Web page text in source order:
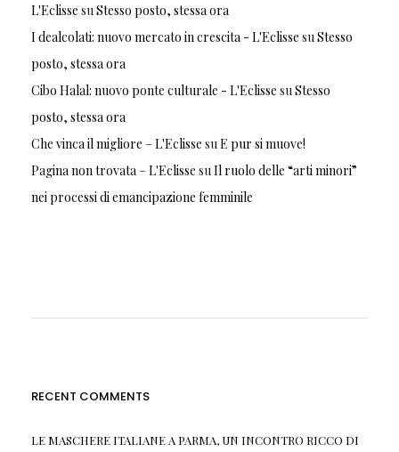
L'Eclisse su Stesso posto, stessa ora
I dealcolati: nuovo mercato in crescita - L'Eclisse su Stesso
posto, stessa ora
Cibo Halal: nuovo ponte culturale - L'Eclisse su Stesso
posto, stessa ora
Che vinca il migliore – L'Eclisse su E pur si muove!
Pagina non trovata – L'Eclisse su Il ruolo delle “arti minori”
nei processi di emancipazione femminile
RECENT COMMENTS
LE MASCHERE ITALIANE A PARMA, UN INCONTRO RICCO DI